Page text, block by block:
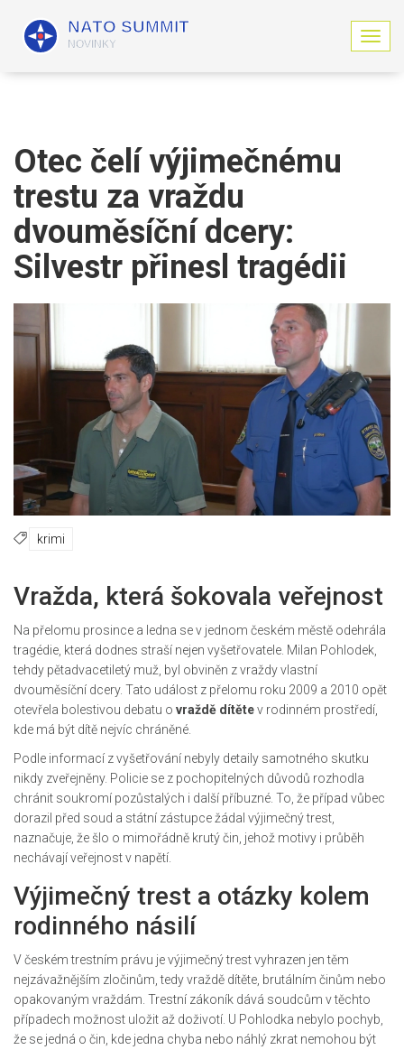
Z
o
Otec čelí výjimečnému
trestu za vraždu
dvouměsíční dcery:
Silvestr přinesl tragédii
krimi
Vražda, která šokovala veřejnost
Na přelomu prosince a ledna se v jednom českém městě odehrála
tragédie, která dodnes straší nejen vyšetřovatele. Milan Pohlodek,
tehdy pětadvacetiletý muž, byl obviněn z vraždy vlastní
dvouměsíční dcery. Tato událost z přelomu roku 2009 a 2010 opět
otevřela bolestivou debatu o vraždě dítětev rodinném prostředí,
kde má být dítě nejvíc chráněné.
Podle informací z vyšetřování nebyly detaily samotného skutku
nikdy zveřejněny. Policie se z pochopitelných důvodů rozhodla
chránit soukromí pozůstalých i další příbuzné. To, že případ vůbec
dorazil před soud a státní zástupce žádal výjimečný trest,
naznačuje, že šlo o mimořádně krutý čin, jehož motivy i průběh
nechávají veřejnost v napětí.
Výjimečný trest a otázky kolem
rodinného násilí
V českém trestním právu je výjimečný trest vyhrazen jen těm
nejzávažnějším zločinům, tedy vraždě dítěte, brutálním činům nebo
opakovaným vraždám. Trestní zákoník dává soudcům v těchto
případech možnost uložit až doživotí. U Pohlodka nebylo pochyb,
že se jedná o čin, kde jedna chyba nebo náhlý zkrat nemohou být